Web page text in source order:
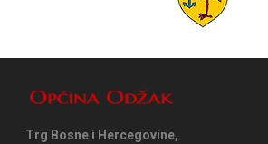
Trg Bosne i Hercegovine,